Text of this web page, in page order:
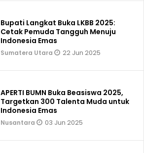
Bupati Langkat Buka LKBB 2025:
Cetak Pemuda Tangguh Menuju
Indonesia Emas
Sumatera Utara 22 Jun 2025
APERTI BUMN Buka Beasiswa 2025,
Targetkan 300 Talenta Muda untuk
Indonesia Emas
Nusantara 03 Jun 2025